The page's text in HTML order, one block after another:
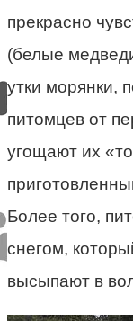
прекрасно
(белые
утки морянки,
питомцев от
угощают их
Более того,
снегом,
высыпают в